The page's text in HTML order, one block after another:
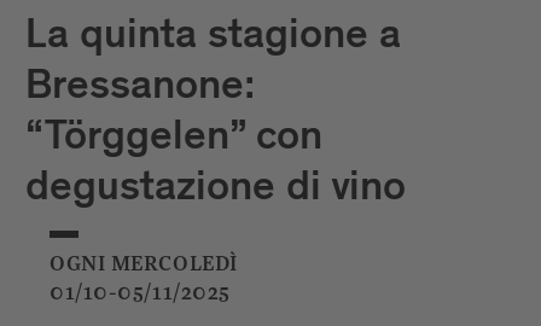
La quinta stagione a
Bressanone:
“Törggelen” con
degustazione di vino
OGNI MERCOLEDÌ
01/10-05/11/2025